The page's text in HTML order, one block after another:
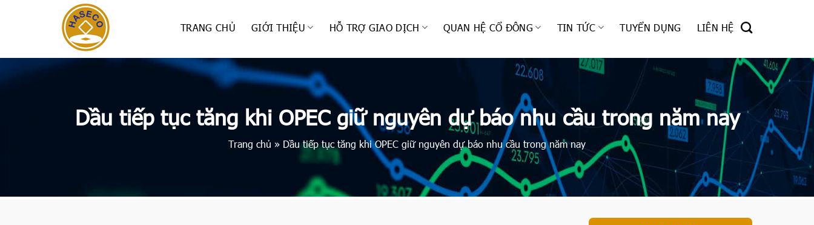
TRANG CHỦ GIỚI THIỆU HỖ TRỢ GIAO DỊCH QUAN HỆ CỔ ĐÔNG TIN TỨC TUYỂN DỤNG LIÊN HỆ
Dầu tiếp tục tăng khi OPEC giữ nguyên dự báo nhu cầu trong năm nay
Trang chủ » Dầu tiếp tục tăng khi OPEC giữ nguyên dự báo nhu cầu trong năm nay